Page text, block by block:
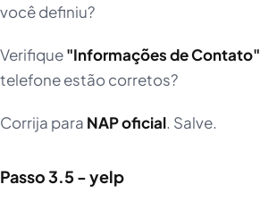
você definiu?
Verifique"Informações de Contato"
telefone estão corretos?
Corrija para NAP oficial. Salve.
Passo 3.5 - yelp